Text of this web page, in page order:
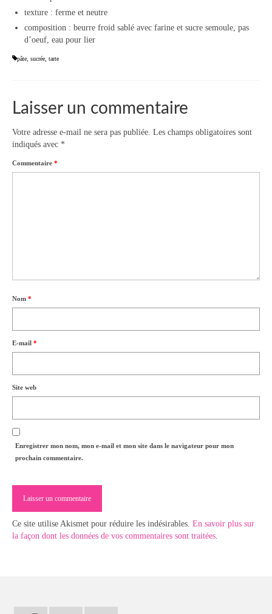
texture : ferme et neutre
composition : beurre froid sablé avec farine et sucre semoule, pas
d’oeuf, eau pour lier
pâte sucrée tarte
Laisser un commentaire
Votre adresse e-mail ne sera pas publiée. Les champs obligatoires sont
indiqués avec *
Commentaire *
Nom *
E-mail *
Site web
Enregistrer mon nom, mon e-mail et mon site dans le navigateur pour mon
prochain commentaire.
Ce site utilise Akismet pour réduire les indésirables. En savoir plus sur
la façon dont les données de vos commentaires sont traitées.